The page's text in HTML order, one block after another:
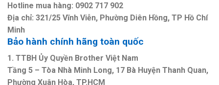
Hotline mua hàng: 0902 717 902
Địa chỉ: 321/25 Vĩnh Viễn, Phường Diên Hồng, TP Hồ Chí
Minh
Bảo hành chính hãng toàn quốc
1. TTBH Ủy Quyền Brother Việt Nam
Tầng 5 – Tòa Nhà Minh Long, 17 Bà Huyện Thanh Quan,
Phường Xuân Hòa, TP.HCM